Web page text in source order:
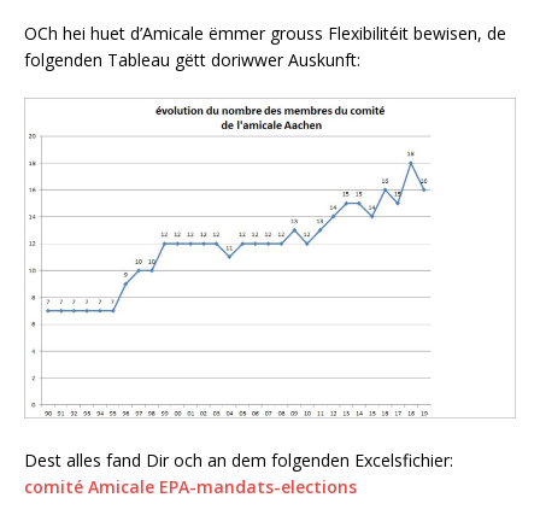
OCh hei huet d’Amicale ëmmer grouss Flexibilitéit bewisen, de
folgenden Tableau gëtt doriwwer Auskunft:
Dest alles fand Dir och an dem folgenden Excelsfichier:
comité Amicale EPA-mandats-elections